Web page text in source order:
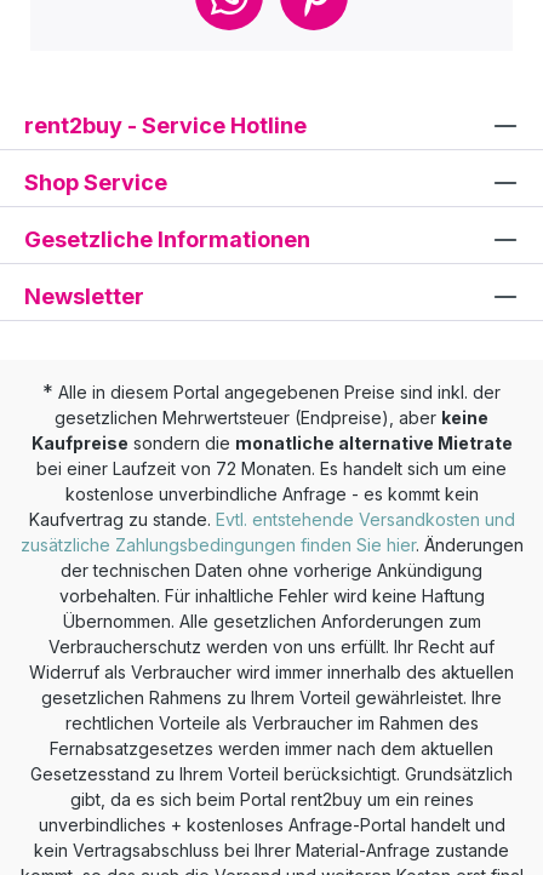
rent2buy - Service Hotline
Shop Service
Gesetzliche Informationen
Newsletter
* Alle in diesem Portal angegebenen Preise sind inkl. der
gesetzlichen Mehrwertsteuer (Endpreise), aber keine
Kaufpreise sondern die monatliche alternative Mietrate
bei einer Laufzeit von 72 Monaten. Es handelt sich um eine
kostenlose unverbindliche Anfrage - es kommt kein
Kaufvertrag zu stande. Evtl. entstehende Versandkosten und
zusätzliche Zahlungsbedingungen finden Sie hier. Änderungen
der technischen Daten ohne vorherige Ankündigung
vorbehalten. Für inhaltliche Fehler wird keine Haftung
Übernommen. Alle gesetzlichen Anforderungen zum
Verbraucherschutz werden von uns erfüllt. Ihr Recht auf
Widerruf als Verbraucher wird immer innerhalb des aktuellen
gesetzlichen Rahmens zu Ihrem Vorteil gewährleistet. Ihre
rechtlichen Vorteile als Verbraucher im Rahmen des
Fernabsatzgesetzes werden immer nach dem aktuellen
Gesetzesstand zu Ihrem Vorteil berücksichtigt. Grundsätzlich
gibt, da es sich beim Portal rent2buy um ein reines
unverbindliches + kostenloses Anfrage-Portal handelt und
kein Vertragsabschluss bei Ihrer Material-Anfrage zustande